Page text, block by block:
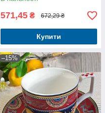
571,45 ₴ 672,29 ₴
Купити
–15%